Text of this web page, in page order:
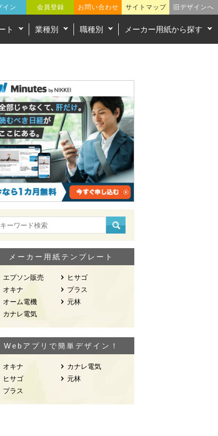
イン 会員登録 お問い合わせ サイトマップ 旧デザインへ
ト 業種別 職種別 メーカー用紙から探す
メーカー用紙テンプレート
エプソン販売
オキナ
オーム電機
カナレ電気
ヒサゴ
プラス
元林
Webアプリで簡単デザイン！
オキナ
ヒサゴ
プラス
カナレ電気
元林